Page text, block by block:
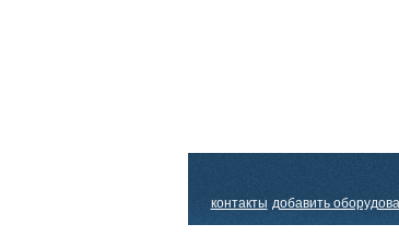
контакты добавить